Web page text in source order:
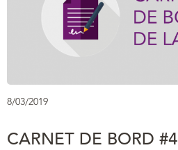
8/03/2019
CARNET DE BORD #4